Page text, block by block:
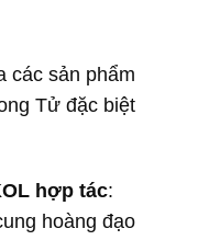
các sản phẩm
Tử đặc biệt
hợp tác:
hoàng đạo